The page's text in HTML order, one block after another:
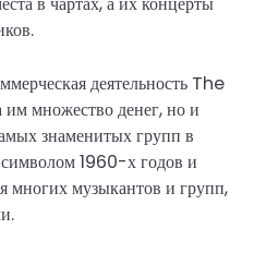
деятельность The
множество денег, но и
знаменитых групп в
1960-х годов и
многих музыкантов и групп,